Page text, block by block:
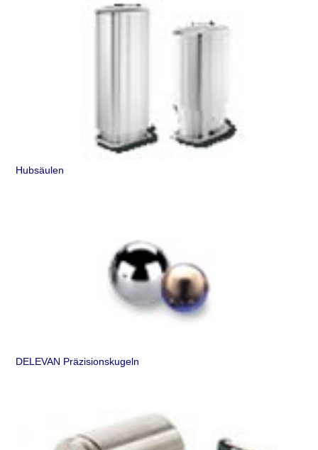
Hubsäulen
DELEVAN Präzisionskugeln